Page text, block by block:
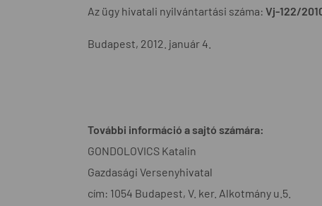
Az ügy hivatali nyilvántartási száma: Vj-122/
Budapest, 2012. január 4.
További információ a sajtó számára:
GONDOLOVICS Katalin
Gazdasági Versenyhivatal
cím: 1054 Budapest, V. ker. Alkotmány u.5.